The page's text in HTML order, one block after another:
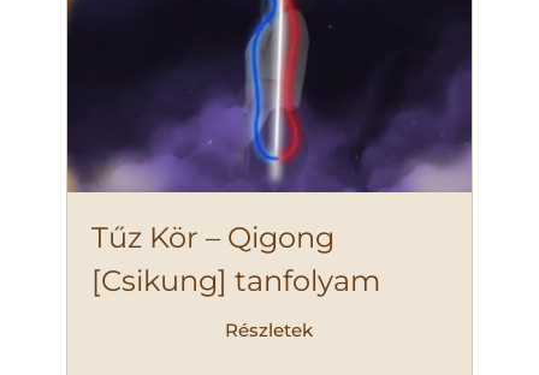
Tűz Kör – Qigong
[Csikung] tanfolyam
Részletek